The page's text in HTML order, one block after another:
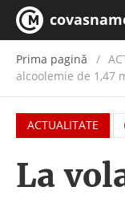
Prima pagină
alcoolemie de 1,47
ACTUALITATE
La